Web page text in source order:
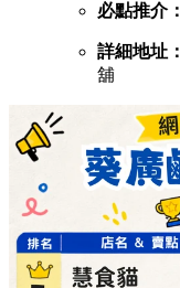
必點推介：
詳細地址：
舖